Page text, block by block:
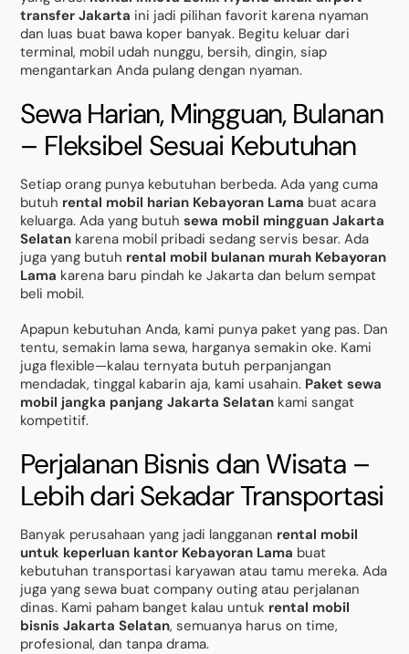
transfer Jakarta ini jadi pilihan favorit karena nyaman
dan luas buat bawa koper banyak. Begitu keluar dari
terminal, mobil udah nunggu, bersih, dingin, siap
mengantarkan Anda pulang dengan nyaman.
Sewa Harian, Mingguan, Bulanan
– Fleksibel Sesuai Kebutuhan
Setiap orang punya kebutuhan berbeda. Ada yang cuma
butuh rental mobil harian Kebayoran Lama buat acara
keluarga. Ada yang butuhsewa mobil mingguan Jakarta
Selatan karena mobil pribadi sedang servis besar. Ada
juga yang butuh rental mobil bulanan murah Kebayoran
Lama karena baru pindah ke Jakarta dan belum sempat
beli mobil.
Apapun kebutuhan Anda, kami punya paket yang pas. Dan
tentu, semakin lama sewa, harganya semakin oke. Kami
juga flexible—kalau ternyata butuh perpanjangan
mendadak, tinggal kabarin aja, kami usahain. Paket sewa
mobil jangka panjang Jakarta Selatan kami sangat
kompetitif.
Perjalanan Bisnis dan Wisata –
Lebih dari Sekadar Transportasi
Banyak perusahaan yang jadi langganan rental mobil
untuk keperluan kantor Kebayoran Lama buat
kebutuhan transportasi karyawan atau tamu mereka. Ada
juga yang sewa buat company outing atau perjalanan
dinas. Kami paham banget kalau untuk rental mobil
bisnis Jakarta Selatan, semuanya harus on time,
profesional, dan tanpa drama.